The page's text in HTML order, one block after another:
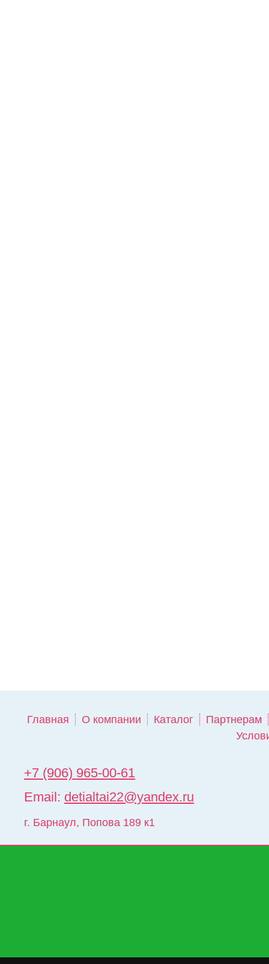
Главная О компании Каталог
Партнерам
+7 (906) 965-00-61
Email: detialtai22@yandex.ru
г. Барнаул, Попова 189 к1